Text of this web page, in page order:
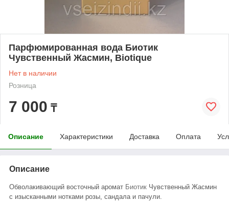
Парфюмированная вода Биотик
Чувственный Жасмин, Biotique
Нет в наличии
Розница
7 000 ₸
Описание Характеристики Доставка Оплата
Описание
Обволакивающий восточный аромат Биотик Чувственный Жасмин
с изысканными нотками розы, сандала и пачули.